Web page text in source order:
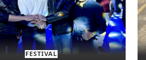
FESTIVAL